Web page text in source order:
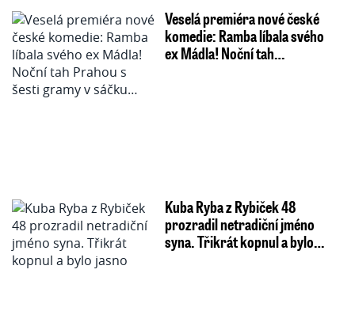
Veselá premiéra nové české
komedie: Ramba líbala svého
ex Mádla! Noční tah…
Kuba Ryba z Rybiček 48
prozradil netradiční jméno
syna. Třikrát kopnul a bylo…